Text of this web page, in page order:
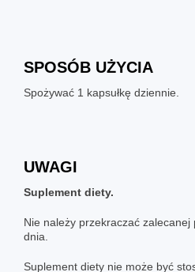
SPOSÓB UŻYCIA
Spożywać 1 kapsułkę dziennie.
UWAGI
Suplement diety.
Nie należy przekraczać
dnia.
Suplement diety nie może być